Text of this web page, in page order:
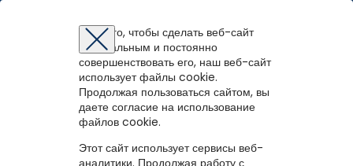
Вернуться назад
Пушкинский вечер «Я вновь читаю
пушкинские строки…»
Для того, чтобы сделать веб-сайт
оптимальным и постоянно
совершенствовать его, наш веб-сайт
использует файлы cookie.
Продолжая пользоваться сайтом, вы
даете согласие на использование
файлов cookie.
Этот сайт использует сервисы веб-
аналитики. Продолжая работу с
Перейти на портал
Авторизация
Для того чтобы получить доступ к полнотекстовым документам и
записям вебинаров необходимо авторизоваться.
Если у вас еще нет учетной записи,зарегистрируйтесь.
Восстановление пароля
Восстановить пароль
Регистрация на портале
Зарегистрированные пользователи имеют доступ к
методическим рекомендациям, сценариям мероприятий,
библиографическим и другим полнотекстовым документам, а
также к записям вебинаров.
Ошибка регистрации.Перезагрузите
снова
Вы успешно зарегистрированы!
зарегистрироваться